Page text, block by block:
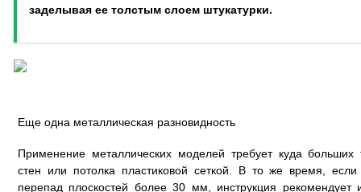
заделывая ее толстым слоем штукатурки.
Еще одна металлическая разновидность
Применение металлических моделей требует куда больших
стен или потолка пластиковой сеткой. В то же время,
перепад плоскостей более 30 мм, инструкция рекомендует